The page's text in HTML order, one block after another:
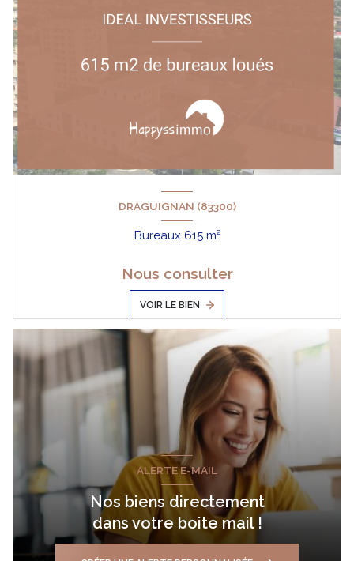
DRAGUIGNAN (83300)
Bureaux 615 m²
Nous consulter
VOIR LE BIEN
ALERTE E-MAIL
Nos biens directement
dans votre boite mail !